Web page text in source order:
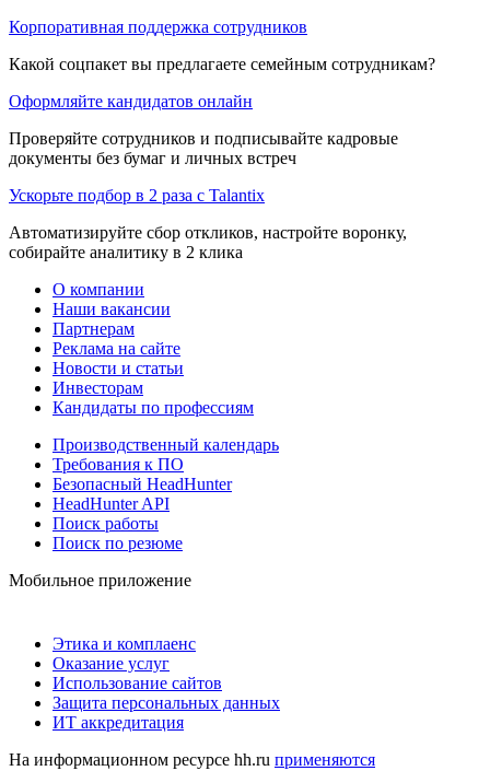
Корпоративная поддержка сотрудников
Какой соцпакет вы предлагаете семейным сотрудникам?
Оформляйте кандидатов онлайн
Проверяйте сотрудников и подписывайте кадровые
документы без бумаг и личных встреч
Ускорьте подбор в 2 раза с Talantix
Автоматизируйте сбор откликов, настройте воронку,
собирайте аналитику в 2 клика
О компании
Наши вакансии
Партнерам
Реклама на сайте
Новости и статьи
Инвесторам
Кандидаты по профессиям
Производственный календарь
Требования к ПО
Безопасный HeadHunter
HeadHunter API
Поиск работы
Поиск по резюме
Мобильное приложение
Этика и комплаенс
Оказание услуг
Использование сайтов
Защита персональных данных
ИТ аккредитация
На информационном ресурсе hh.ru применяются